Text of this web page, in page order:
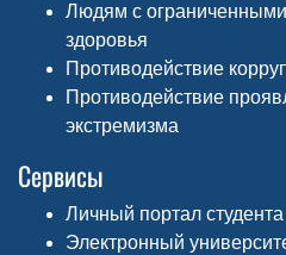
Людям с
здоровья
Противодействие
Противодействие
экстремизма
Сервисы
Личный портал студента
Электронный